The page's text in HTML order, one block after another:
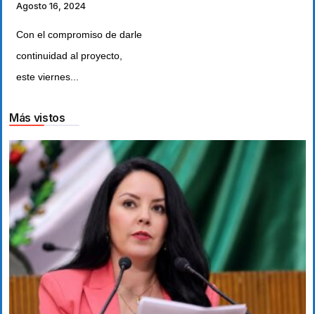
Agosto 16, 2024
Con el compromiso de darle
continuidad al proyecto,
este viernes...
Más vistos